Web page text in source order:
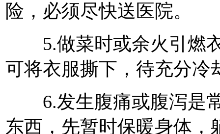
险，必须尽快送医院。
5.做菜时或余火引燃衣
可将衣服撕下，待充分冷
6.发生腹痛或腹泻是常
东西，先暂时保暖身体，